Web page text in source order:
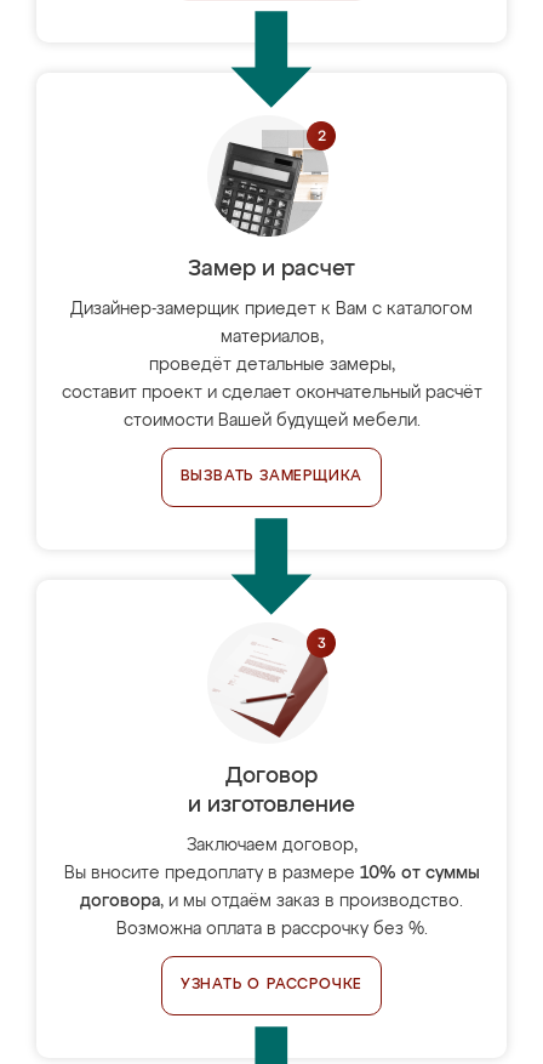
Замер и расчет
Дизайнер-замерщик приедет к Вам с каталогом
материалов,
проведёт детальные замеры,
составит проект и сделает окончательный расчёт
стоимости Вашей будущей мебели.
ВЫЗВАТЬ ЗАМЕРЩИКА
Договор
и изготовление
Заключаем договор,
Вы вносите предоплату в размере 10% от суммы
договора, и мы отдаём заказ в производство.
Возможна оплата в рассрочку без %.
УЗНАТЬ О РАССРОЧКЕ